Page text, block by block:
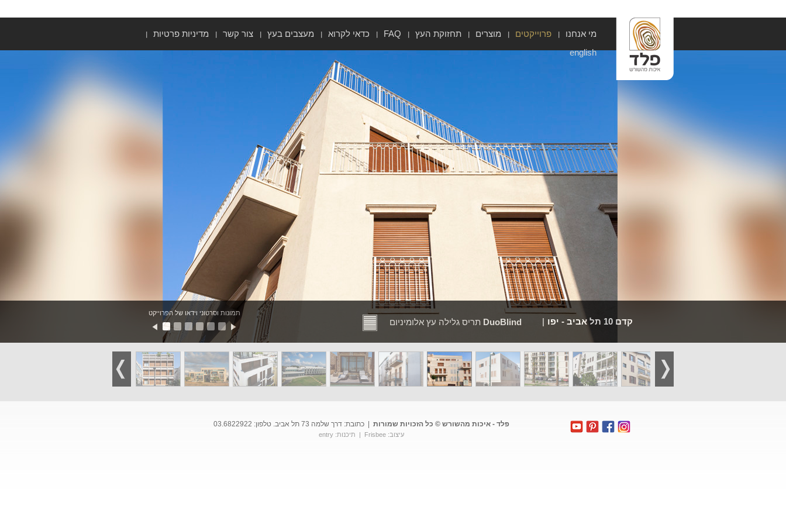
מי אנחנו פרוייקטים מוצרים תחזוקת העץ FAQ כדאי לקרוא מעצבים בעץ צור קשר
מדיניות פרטיות
english
תמונות וסרטוני וידאו של הפרוייקט
קדם 10 תל אביב - יפו |
DuoBlind תריס גלילה עץ אלומיניום
פלד - איכות מהשורש © כל הזכויות שמורות כתובת: דרך שלמה 73 תל אביב. טלפון: 03.6822922
עיצוב: Frisbee | תיכנות: entry